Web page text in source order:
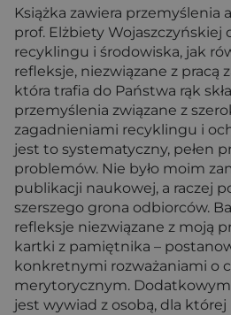
Książka zawiera
prof. Elżbiety Wojaszczyńskiej
recyklingu i środowiska, jak
refleksje, niezwiązane z pracą
która trafia do Państwa rąk
przemyślenia związane z
zagadnieniami recyklingu i
jest to systematyczny, pełen
problemów. Nie było moim
publikacji naukowej, a raczej
szerszego grona odbiorców.
refleksje niezwiązane z moją
kartki z pamiętnika –
konkretnymi rozważaniami o
merytorycznym.
jest wywiad z osobą, dla której